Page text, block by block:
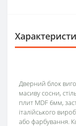
Дверний блок
масиву сосни,
плит MDF 6мм,
італійського
або фарбування.